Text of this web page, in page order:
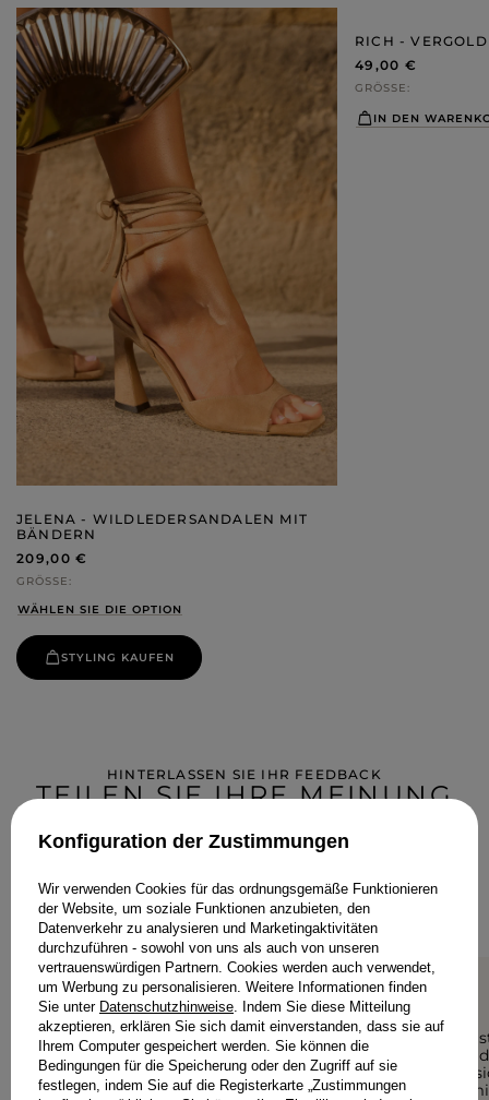
JELENA - WILDLEDERSANDALEN MIT
BÄNDERN
209,00 €
GRÖSSE
WÄHLEN SIE DIE OPTION
RICH -
49,00 €
GRÖSSE
IN DEN
STYLING KAUFEN
HINTERLASSEN SIE IHR FEEDBACK
TEILEN SIE IHRE MEINUNG
Wenn Sie dieses Modell getragen haben, teilen Sie bitte Ihre
Eindrücke mit - jedes Detail zähltal.
5/5
Das Kleid ist einfach
sensationell, wunderschön
und die Einzigartigkeit der
Spitzenärmel trägt zur
Das Kleid
man sieht
leider hat
nicht für
Konfiguration der Zustimmungen
Wir verwenden Cookies für das ordnungsgemäße Funktionieren
der Website, um soziale Funktionen anzubieten, den
Datenverkehr zu analysieren und Marketingaktivitäten
durchzuführen - sowohl von uns als auch von unseren
vertrauenswürdigen Partnern. Cookies werden auch verwendet,
um Werbung zu personalisieren. Weitere Informationen finden
Sie unter Datenschutzhinweise . Indem Sie diese Mitteilung
akzeptieren, erklären Sie sich damit einverstanden, dass sie auf
Ihrem Computer gespeichert werden. Sie können die
Bedingungen für die Speicherung oder den Zugriff auf sie
festlegen, indem Sie auf die Registerkarte „Zustimmungen